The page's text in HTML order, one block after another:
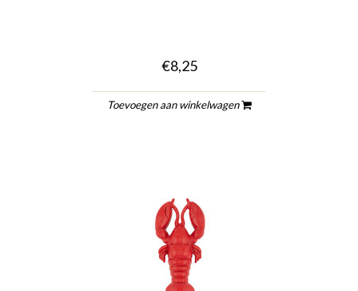
€8,25
Toevoegen aan winkelwagen